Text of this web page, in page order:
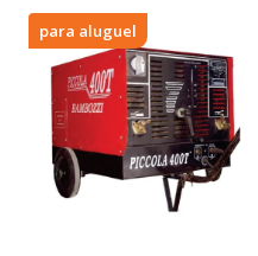
para aluguel